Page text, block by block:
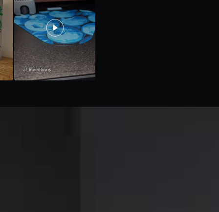
af_inventions